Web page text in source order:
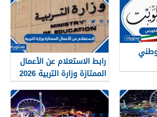
رابط الاستعلام عن الأعمال
الممتازة وزارة التربية 2026